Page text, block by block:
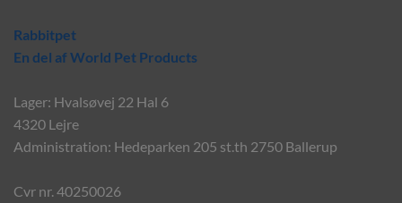
Rabbitpet
En del af World Pet Products
Lager: Hvalsøvej 22 Hal 6
4320 Lejre
Administration: Hedeparken 205 st.th 2750 Ballerup
Cvr nr. 40250026